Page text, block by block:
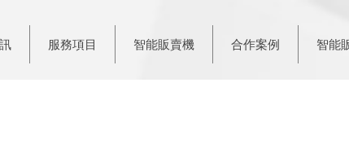
服務項目 智能販賣機 合作案例 智能